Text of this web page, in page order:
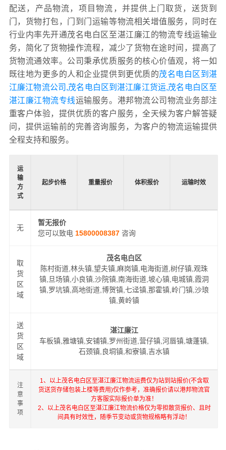
配送，产品物流，项目物流，并提供上门取货，送货到
门，货物打包，门到门运输等物流相关增值服务，同时在
行业内率先开通茂名电白区至湛江廉江的物流专线运输业
务，简化了货物操作流程，减少了货物在途时间，提高了
货物流通效率。公司秉承优质服务的核心价值观，将一如
既往地为更多的人和企业提供到更优质的茂名电白区到湛
江廉江物流公司,茂名电白区到湛江廉江货运,茂名电白区至
湛江廉江物流专线运输服务。港邦物流公司物流业务部注
重客户体验，提供优质的客户服务，全天候为客户解答疑
问，提供运输前的完善咨询服务，为客户的物流运输提供
全程支持和服务。
运
输
方
式
起步价格 重量报价 体积报价 运输时效
无
暂无报价
您可以致电 15800008387 咨询
取
货
区
域
茂名电白区
陈村街道,林头镇,望夫镇,麻岗镇,电海街道,树仔镇,观珠
镇,旦场镇,小良镇,沙院镇,南海街道,坡心镇,电城镇,霞洞
镇,罗坑镇,高地街道,博贺镇,七迳镇,那霍镇,岭门镇,沙琅
镇,黄岭镇
送
货
区
域
湛江廉江
车板镇,雅塘镇,安铺镇,罗州街道,营仔镇,河唇镇,塘蓬镇,
石颈镇,良垌镇,和寮镇,吉水镇
注
意
事
项
1、以上茂名电白区至湛江廉江物流运费仅为站到站报价(不含取
货送货存储包装上楼等费用)仅作参考，准确报价请以港邦物流官
方客服实际报价单为准！
2、以上茂名电白区至湛江廉江物流价格仅为零担散货报价、且时
间具有时效性，随季节变动或货物规格略有浮动！